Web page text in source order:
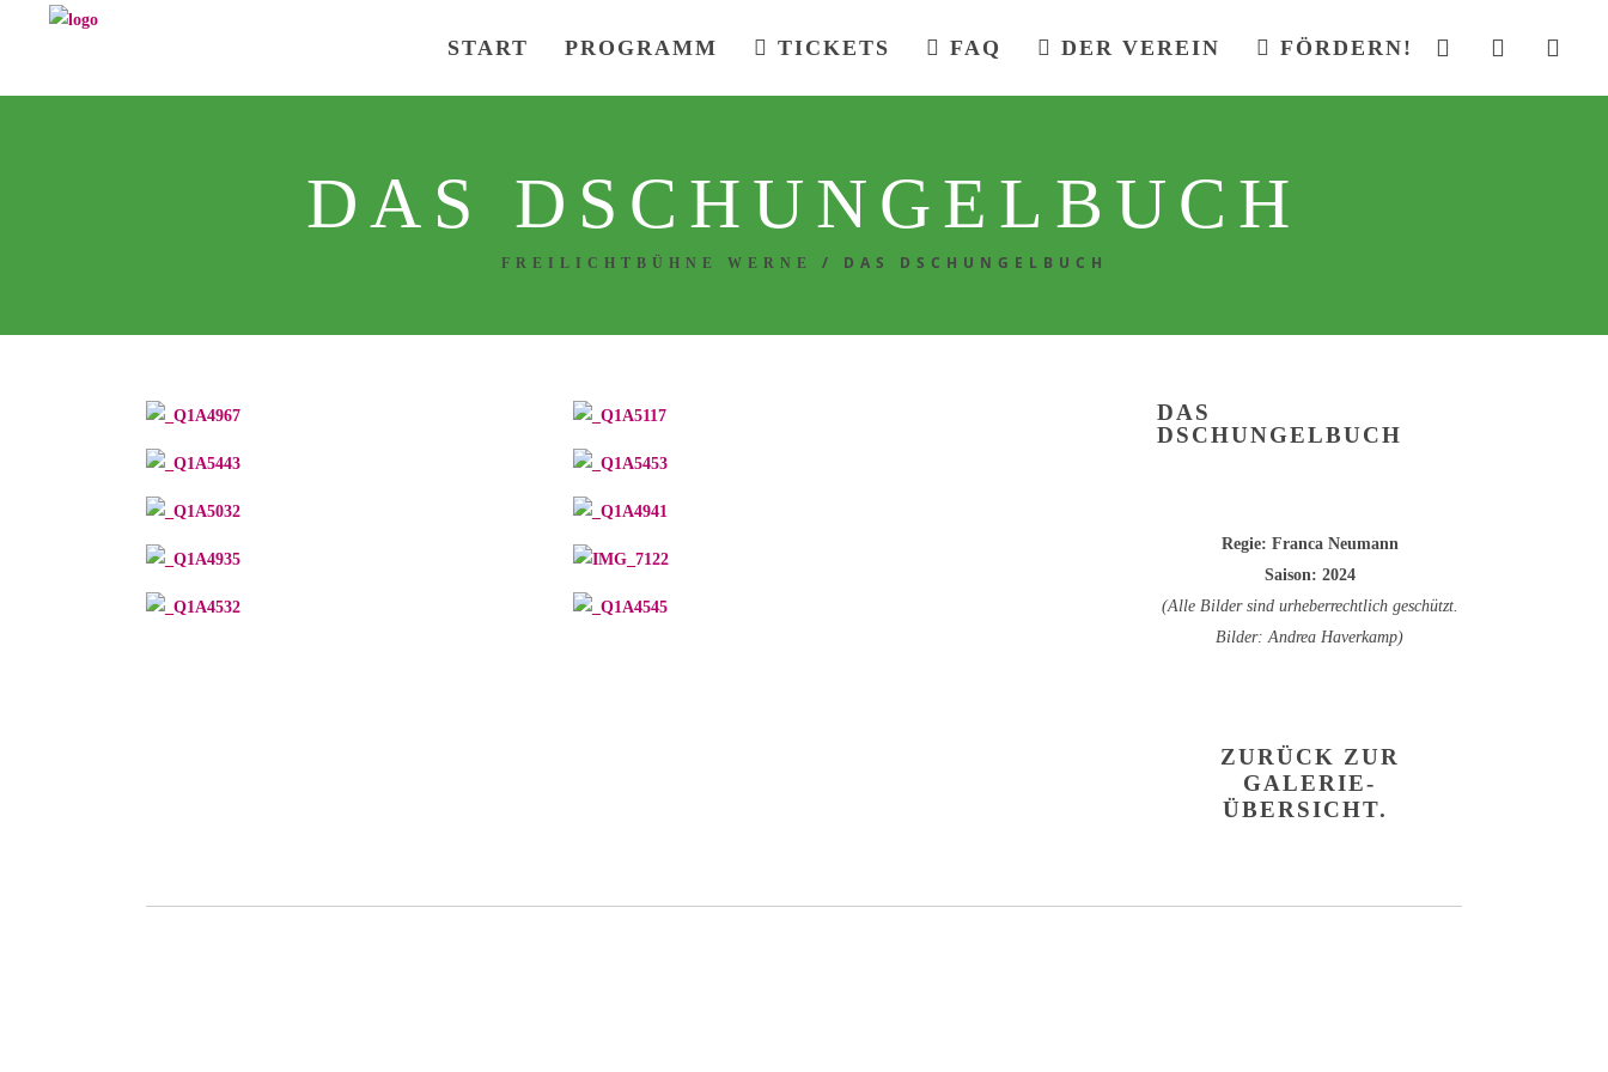
START PROGRAMM TICKETS FAQ DER VEREIN FÖRDERN!
DAS DSCHUNGELBUCH
FREILICHTBÜHNE WERNE / DAS DSCHUNGELBUCH
DAS
DSCHUNGELBUCH
Regie: Franca Neumann
Saison: 2024
(Alle Bilder sind urheberrechtlich geschützt.
Bilder: Andrea Haverkamp)
ZURÜCK ZUR
GALERIE-
ÜBERSICHT.